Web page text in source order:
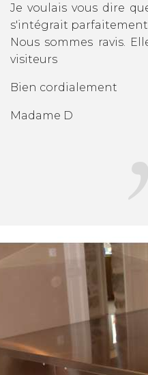
Je voulais vous dire
s'intégrait parfaitement
Nous sommes ravis.
visiteurs
Bien cordialement
Madame D